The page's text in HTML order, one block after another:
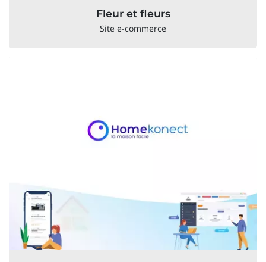
Fleur et fleurs
Site e-commerce